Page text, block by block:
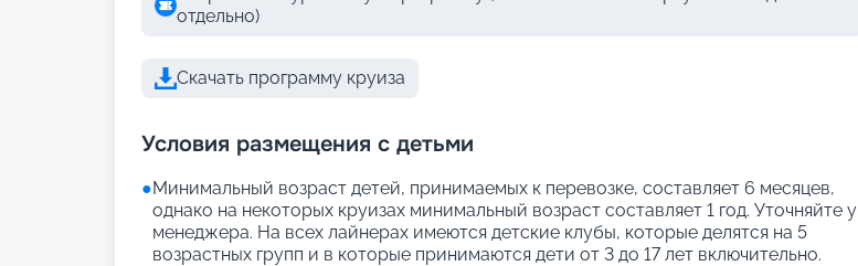
отдельно)
Скачать программу круиза
Условия размещения с детьми
●Минимальный возраст детей, принимаемых к перевозке, составляет 6 месяцев,
однако на некоторых круизах минимальный возраст составляет 1 год. Уточняйте у
менеджера. На всех лайнерах имеются детские клубы, которые делятся на 5
возрастных групп и в которые принимаются дети от 3 до 17 лет включительно.